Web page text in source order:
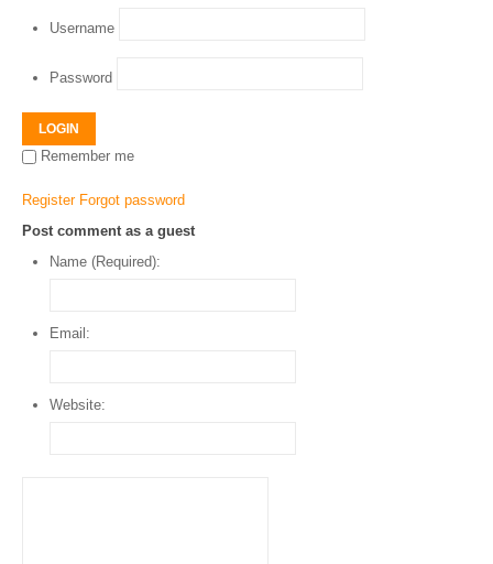
Username
Password
LOGIN
Remember me
Register Forgot password
Post comment as a guest
Name (Required):
Email:
Website: